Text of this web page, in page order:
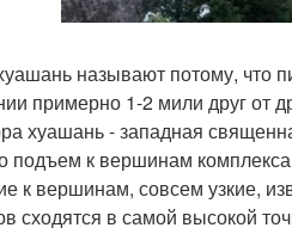
называют потому, что
примерно 1-2 мили друг от
хуашань - западная
подъем к вершинам
к вершинам, совсем узкие,
сходятся в самой высокой